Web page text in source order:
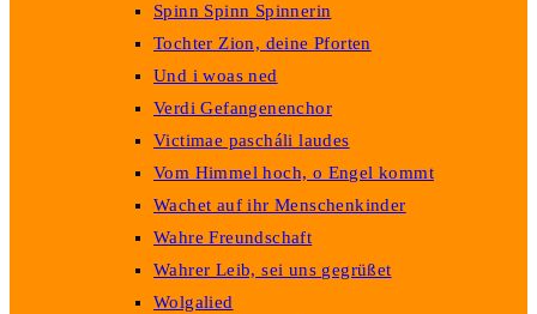
Spinn Spinn Spinnerin
Tochter Zion, deine Pforten
Und i woas ned
Verdi Gefangenenchor
Victimae pascháli laudes
Vom Himmel hoch, o Engel kommt
Wachet auf ihr Menschenkinder
Wahre Freundschaft
Wahrer Leib, sei uns gegrüßet
Wolgalied